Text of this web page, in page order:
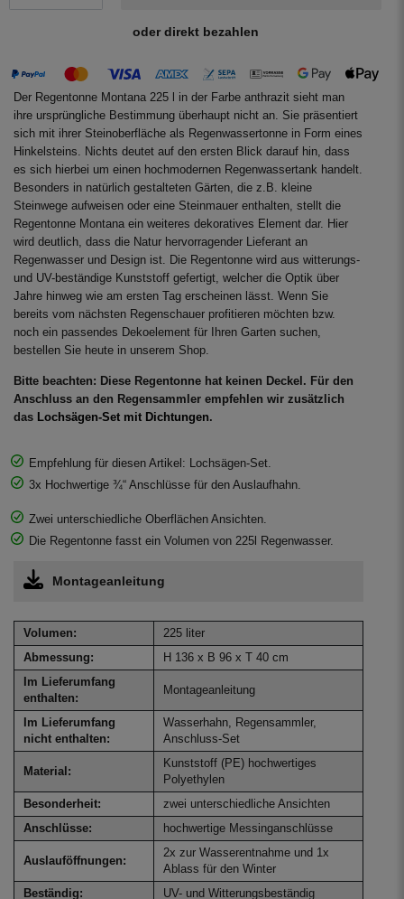
oder direkt bezahlen
Der Regentonne Montana 225 l in der Farbe anthrazit sieht man
ihre ursprüngliche Bestimmung überhaupt nicht an. Sie präsentiert
sich mit ihrer Steinoberfläche als Regenwassertonne in Form eines
Hinkelsteins. Nichts deutet auf den ersten Blick darauf hin, dass
es sich hierbei um einen hochmodernen Regenwassertank handelt.
Besonders in natürlich gestalteten Gärten, die z.B. kleine
Steinwege aufweisen oder eine Steinmauer enthalten, stellt die
Regentonne Montana ein weiteres dekoratives Element dar. Hier
wird deutlich, dass die Natur hervorragender Lieferant an
Regenwasser und Design ist. Die Regentonne wird aus witterungs-
und UV-beständige Kunststoff gefertigt, welcher die Optik über
Jahre hinweg wie am ersten Tag erscheinen lässt. Wenn Sie
bereits vom nächsten Regenschauer profitieren möchten bzw.
noch ein passendes Dekoelement für Ihren Garten suchen,
bestellen Sie heute in unserem Shop.
Bitte beachten: Diese Regentonne hat keinen Deckel. Für den
Anschluss an den Regensammler empfehlen wir zusätzlich
das Lochsägen-Set mit Dichtungen.
Empfehlung für diesen Artikel: Lochsägen-Set.
3x Hochwertige ¾“ Anschlüsse für den Auslaufhahn.
Zwei unterschiedliche Oberflächen Ansichten.
Die Regentonne fasst ein Volumen von 225l Regenwasser.
Montageanleitung
Volumen:
225 liter
Abmessung:
H 136 x B 96 x T 40 cm
Im Lieferumfang
enthalten:
Montageanleitung
Im Lieferumfang
nicht enthalten:
Wasserhahn, Regensammler,
Anschluss-Set
Material:
Kunststoff (PE) hochwertiges
Polyethylen
Besonderheit:
zwei unterschiedliche Ansichten
Anschlüsse:
hochwertige Messinganschlüsse
Auslauföffnungen:
2x zur Wasserentnahme und 1x
Ablass für den Winter
Beständig:
UV- und Witterungsbeständig